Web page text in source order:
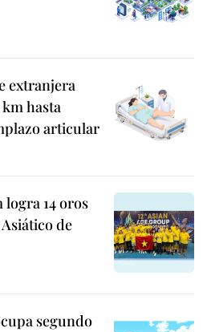
extranjera
hasta
articular
logra 14 oros
de
segundo